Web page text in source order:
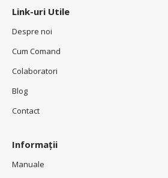
Link-uri Utile
Despre noi
Cum Comand
Colaboratori
Blog
Contact
Informații
Manuale